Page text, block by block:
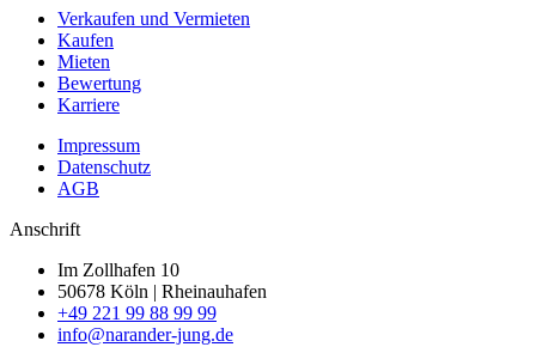
Verkaufen und Vermieten
Kaufen
Mieten
Bewertung
Karriere
Impressum
Datenschutz
AGB
Anschrift
Im Zollhafen 10
50678 Köln | Rheinauhafen
+49 221 99 88 99 99
info@narander-jung.de